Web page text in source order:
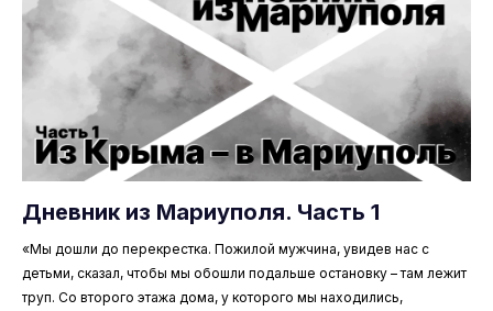
Дневник из Мариуполя. Часть 1
«Мы дошли до перекрестка. Пожилой мужчина, увидев нас с
детьми, сказал, чтобы мы обошли подальше остановку – там лежит
труп. Со второго этажа дома, у которого мы находились,